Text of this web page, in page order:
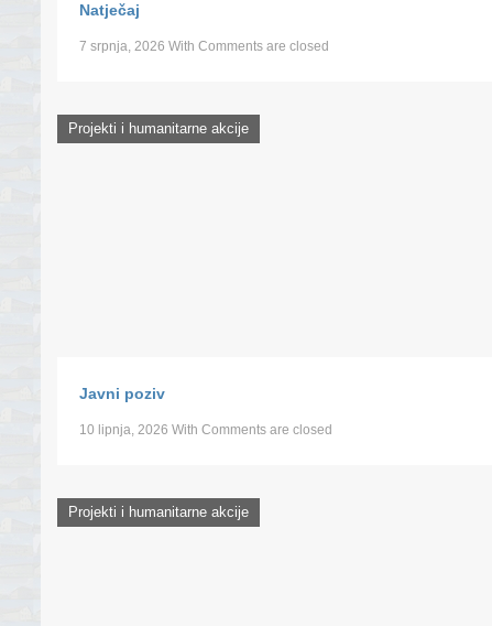
Natječaj
7 srpnja, 2026 With Comments are closed
Projekti i humanitarne akcije
Javni poziv
10 lipnja, 2026 With Comments are closed
Projekti i humanitarne akcije